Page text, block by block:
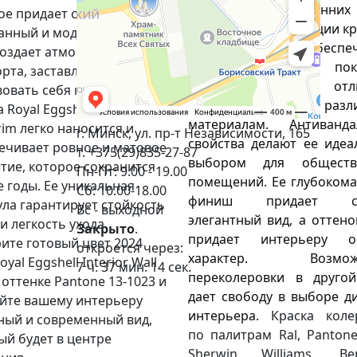
г. Минск, ул. пр-т Независимости, 165
т. +375(29)835-27-87
Пн-Пт: 9.00 - 19.00
Сб: 10.00-18.00
Вс - выходной
Закрыто.
откроется через:
7 ч. 37 мин. 13 сек.
придает стенам
и модный вид. Этот
атмосферу уюта и
заставляя вас
себя как дома.
Royal Eggshell Interior
легко наносится и
ровное и матовое
которое сохранится
годы. Ее уникальная
гарантирует стойкость
легкость ухода.
готовый цвет 2024
Eggshell Interior Wall
Pantone 13-1023 и
вашему интерьеру
и современный вид,
будет в центре
решение для внутренних
Сочетая в себе функции
грунта, она
эффективное
поверхности и
адгезию к
материалам.
свойства делают ее
выбором для
помещений. Ее
финиш придает
элегантный вид, а
придает интерьеру
характер.
переколеровки в
дает свободу в выборе
интерьера.
Краска
по палитрам Ral,